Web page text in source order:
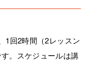
1回2時間（2レッスン
。スケジュールは講